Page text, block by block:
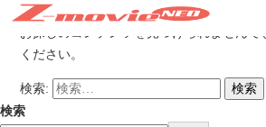
内容をスキップ
ください。
検索:
検索